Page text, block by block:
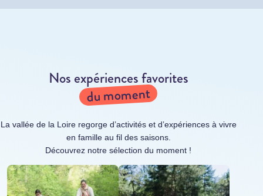
Nos expériences favorites
du moment
La vallée de la Loire regorge d’activités et d’expériences à vivre
en famille au fil des saisons.
Découvrez notre sélection du moment !